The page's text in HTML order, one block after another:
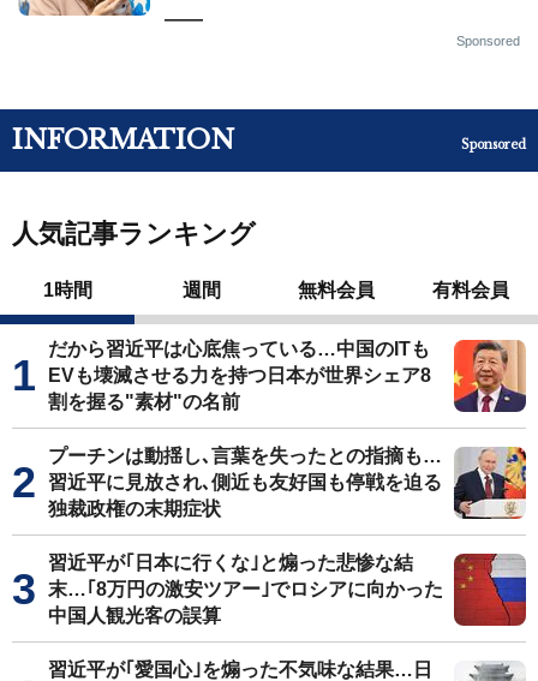
——
Sponsored
INFORMATION Sponsored
人気記事ランキング
1時間 週間 無料会員 有料会員
だから習近平は心底焦っている…中国のITも
EVも壊滅させる力を持つ日本が世界シェア8
割を握る"素材"の名前
プーチンは動揺し､言葉を失ったとの指摘も…
習近平に見放され､側近も友好国も停戦を迫る
独裁政権の末期症状
習近平が｢日本に行くな｣と煽った悲惨な結
末…｢8万円の激安ツアー｣でロシアに向かった
中国人観光客の誤算
習近平が｢愛国心｣を煽った不気味な結果…日